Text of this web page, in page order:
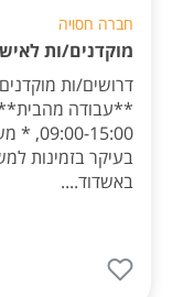
חברה חסויה
מוקדנים/ות
דרושים/ות
**עבודה
בעיקר בזמינות
באשדוד....